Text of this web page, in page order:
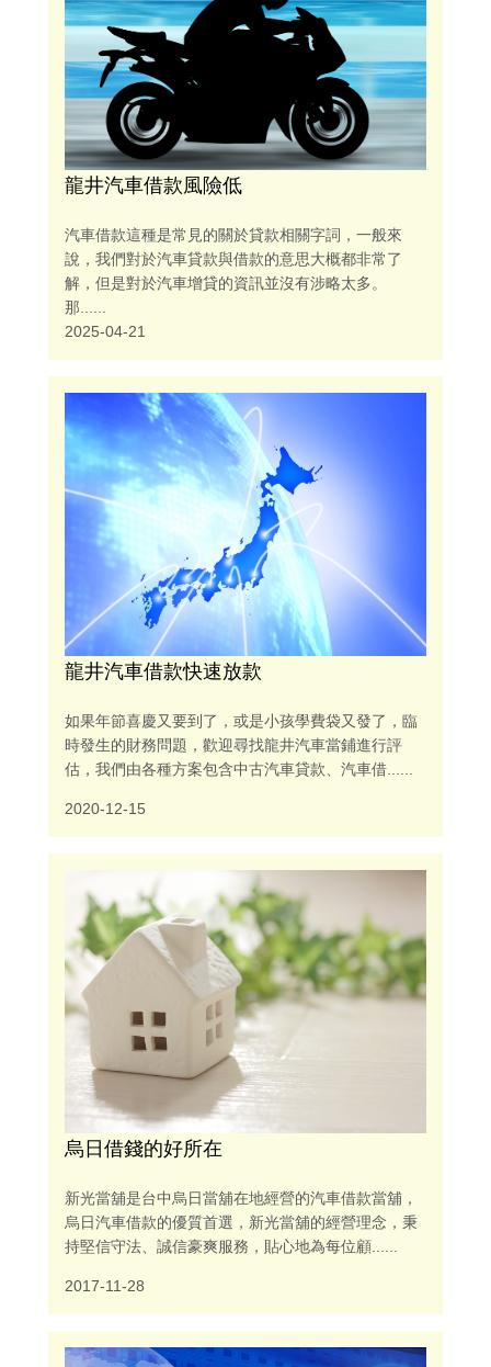
龍井汽車借款風險低
汽車借款這種是常見的關於貸款相關字詞，一般來
說，我們對於汽車貸款與借款的意思大概都非常了
解，但是對於汽車增貸的資訊並沒有涉略太多。
那......
2025-04-21
龍井汽車借款快速放款
如果年節喜慶又要到了，或是小孩學費袋又發了，臨
時發生的財務問題，歡迎尋找龍井汽車當鋪進行評
估，我們由各種方案包含中古汽車貸款、汽車借......
2020-12-15
烏日借錢的好所在
新光當舖是台中烏日當舖在地經營的汽車借款當舖，
烏日汽車借款的優質首選，新光當舖的經營理念，秉
持堅信守法、誠信豪爽服務，貼心地為每位顧......
2017-11-28